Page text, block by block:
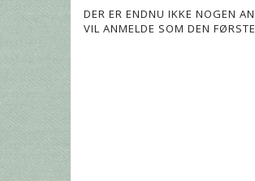
DER ER ENDNU IKKE NOGEN
VIL ANMELDE SOM DEN